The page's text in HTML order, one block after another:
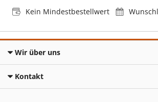
Kein Mindestbestellwert
Wir über uns
Kontakt